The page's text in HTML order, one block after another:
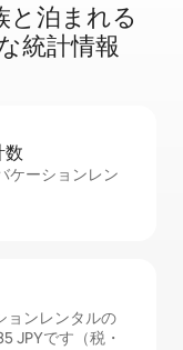
と泊⁠ま⁠れ⁠る
統⁠計⁠情⁠報
数
ケーションレン
ョンレンタルの
JPYです（税・